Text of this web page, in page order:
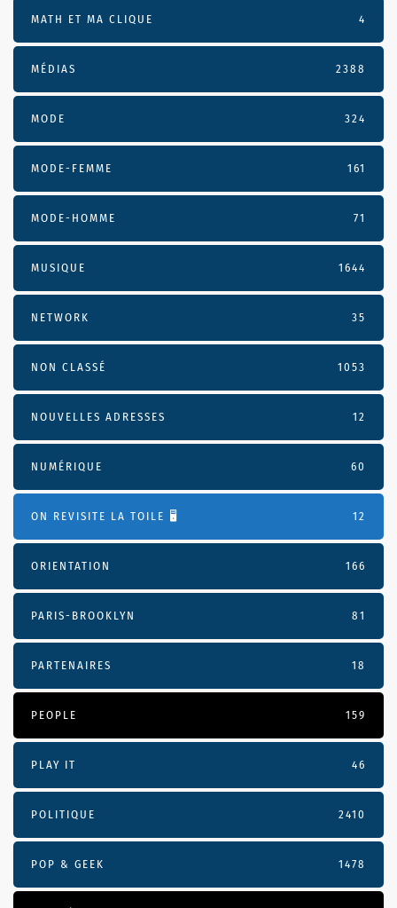
MATH ET MA CLIQUE 4
MÉDIAS 2388
MODE 324
MODE-FEMME 161
MODE-HOMME 71
MUSIQUE 1644
NETWORK 35
NON CLASSÉ 1053
NOUVELLES ADRESSES 12
NUMÉRIQUE 60
ON REVISITE LA TOILE 🖥️ 12
ORIENTATION 166
PARIS-BROOKLYN 81
PARTENAIRES 18
PEOPLE 159
PLAY IT 46
POLITIQUE 2410
POP & GEEK 1478